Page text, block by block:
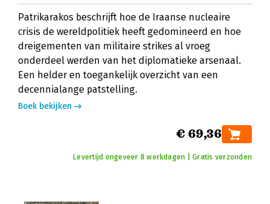
Patrikarakos beschrijft hoe de Iraanse nucleaire
crisis de wereldpolitiek heeft gedomineerd en hoe
dreigementen van militaire strikes al vroeg
onderdeel werden van het diplomatieke arsenaal.
Een helder en toegankelijk overzicht van een
decennialange patstelling.
Boek bekijken
€ 69,36
Levertijd ongeveer 8 werkdagen | Gratis verzonden